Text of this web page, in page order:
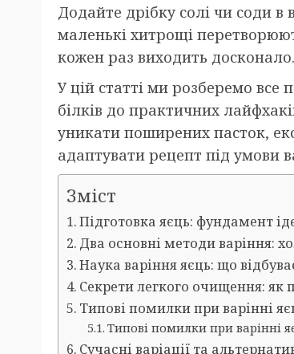
Додайте дрібку солі чи соди
маленькі хитрощі
кожен раз виходить досконало.
У цій статті ми розберемо все
білків до практичних
уникати поширених пасток,
адаптувати рецепт під умови
Зміст
Підготовка яєць: фундамент
Два основні методи варіння:
Наука варіння яєць: що
Секрети легкого очищення: як
Типові помилки при варінні
Типові помилки при варінні
Сучасні варіації та